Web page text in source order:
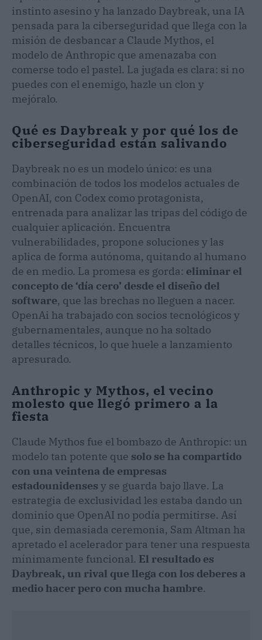
instinto asesino y ha lanzado Daybreak, una IA
pensada para la ciberseguridad que llega con la
misión de desbancar a Claude Mythos, el
modelo de Anthropic que amenazaba con
comerse todo el pastel. La jugada es clara: si no
puedes con el enemigo, hazle un clon y
mejóralo.
Qué es Daybreak y por qué los de
ciberseguridad están salivando
Daybreak no es un modelo único: es una
combinación de todos los modelos actuales de
OpenAI, con Codex como protagonista,
entrenada para analizar las tripas del código de
cualquier aplicación. Encuentra
vulnerabilidades, propone soluciones y las
aplica de forma autónoma, quitando al humano
de en medio. La promesa es gorda: eliminar el
concepto de ‘día cero’ desde el diseño del
software, que las brechas no lleguen a nacer.
OpenAi ha trabajado con socios tecnológicos y
gubernamentales, aunque no ha soltado
detalles técnicos, lo que huele a lanzamiento
apresurado.
Anthropic y Mythos, el vecino
molesto que llegó primero a la
fiesta
Claude Mythos fue el bombazo de Anthropic: un
modelo tan potente que solo se ha compartido
con una veintena de empresas
estadounidenses y se guarda bajo llave. La
estrategia de exclusividad les estaba dando un
dominio que OpenAI no podía permitirse. Así
que, sin demasiada ceremonia, Sam Altman ha
apretado el acelerador para tener una respuesta
mínimamente funcional. El resultado es
Daybreak, un rival que llega con los deberes a
medio hacer pero con mucha hambre.